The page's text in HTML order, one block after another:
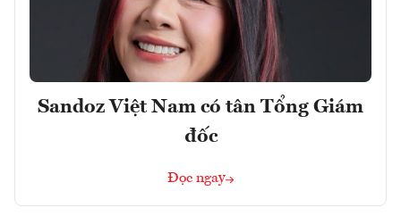
Sandoz Việt Nam có tân Tổng Giám
đốc
Đọc ngay